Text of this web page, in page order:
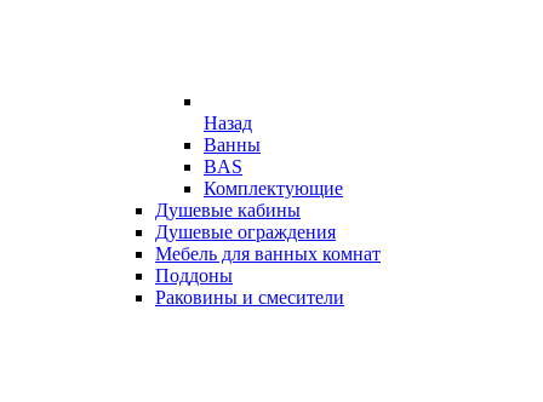
Назад
Ванны
BAS
Комплектующие
Душевые кабины
Душевые ограждения
Мебель для ванных комнат
Поддоны
Раковины и смесители